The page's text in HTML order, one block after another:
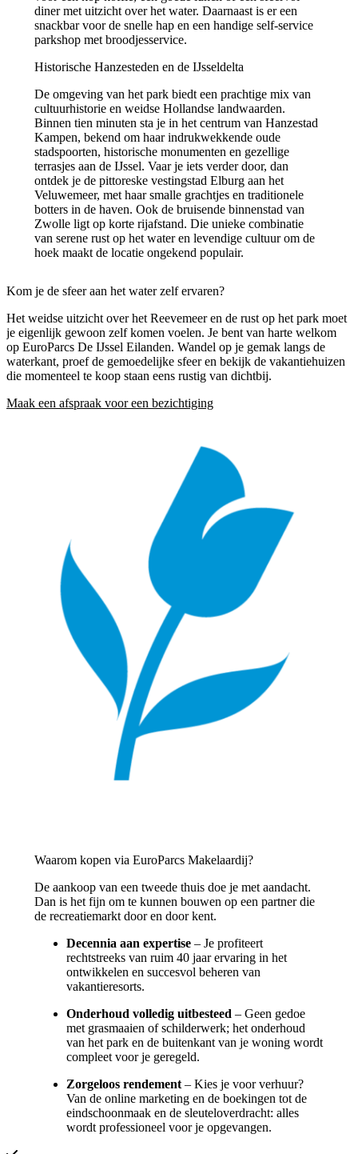
diner met uitzicht over het water. Daarnaast is er een
snackbar voor de snelle hap en een handige self-service
parkshop met broodjesservice.
Historische Hanzesteden en de IJsseldelta
De omgeving van het park biedt een prachtige mix van
cultuurhistorie en weidse Hollandse landwaarden.
Binnen tien minuten sta je in het centrum van Hanzestad
Kampen, bekend om haar indrukwekkende oude
stadspoorten, historische monumenten en gezellige
terrasjes aan de IJssel. Vaar je iets verder door, dan
ontdek je de pittoreske vestingstad Elburg aan het
Veluwemeer, met haar smalle grachtjes en traditionele
botters in de haven. Ook de bruisende binnenstad van
Zwolle ligt op korte rijafstand. Die unieke combinatie
van serene rust op het water en levendige cultuur om de
hoek maakt de locatie ongekend populair.
Kom je de sfeer aan het water zelf ervaren?
Het weidse uitzicht over het Reevemeer en de rust op het park moet
je eigenlijk gewoon zelf komen voelen. Je bent van harte welkom
op EuroParcs De IJssel Eilanden. Wandel op je gemak langs de
waterkant, proef de gemoedelijke sfeer en bekijk de vakantiehuizen
die momenteel te koop staan eens rustig van dichtbij.
Maak een afspraak voor een bezichtiging
Waarom kopen via EuroParcs Makelaardij?
De aankoop van een tweede thuis doe je met aandacht.
Dan is het fijn om te kunnen bouwen op een partner die
de recreatiemarkt door en door kent.
Decennia aan expertise– Je profiteert
rechtstreeks van ruim 40 jaar ervaring in het
ontwikkelen en succesvol beheren van
vakantieresorts.
Onderhoud volledig uitbesteed – Geen gedoe
met grasmaaien of schilderwerk; het onderhoud
van het park en de buitenkant van je woning wordt
compleet voor je geregeld.
Zorgeloos rendement– Kies je voor verhuur?
Van de online marketing en de boekingen tot de
eindschoonmaak en de sleuteloverdracht: alles
wordt professioneel voor je opgevangen.